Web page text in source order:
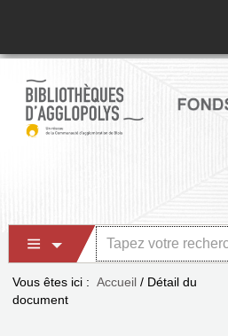
Vous êtes ici : Accueil / Détail du
document